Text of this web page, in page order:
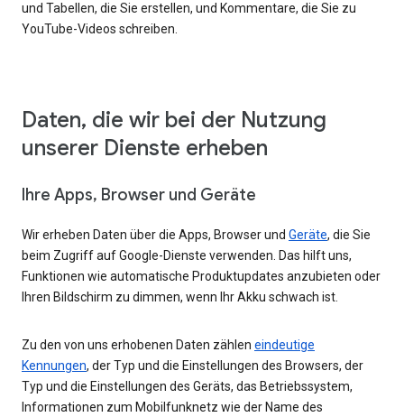
und Tabellen, die Sie erstellen, und Kommentare, die Sie zu
YouTube-Videos schreiben.
Daten, die wir bei der Nutzung
unserer Dienste erheben
Ihre Apps, Browser und Geräte
Wir erheben Daten über die Apps, Browser und Geräte, die Sie
beim Zugriff auf Google-Dienste verwenden. Das hilft uns,
Funktionen wie automatische Produktupdates anzubieten oder
Ihren Bildschirm zu dimmen, wenn Ihr Akku schwach ist.
Zu den von uns erhobenen Daten zählen eindeutige
Kennungen, der Typ und die Einstellungen des Browsers, der
Typ und die Einstellungen des Geräts, das Betriebssystem,
Informationen zum Mobilfunknetz wie der Name des